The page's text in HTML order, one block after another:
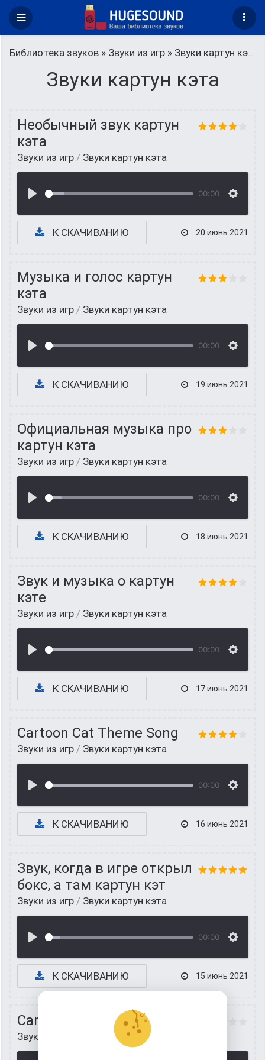
Библиотека звуков » Звуки из игр » Звуки картун кэта
Звуки картун кэта
Необычный звук картун
кэта
Звуки из игр / Звуки картун кэта
00:00
К СКАЧИВАНИЮ 20 июнь 2021
Музыка и голос картун
кэта
Звуки из игр / Звуки картун кэта
00:00
К СКАЧИВАНИЮ 19 июнь 2021
Официальная музыка про
картун кэта
Звуки из игр / Звуки картун кэта
00:00
К СКАЧИВАНИЮ 18 июнь 2021
Звук и музыка о картун
кэте
Звуки из игр / Звуки картун кэта
00:00
К СКАЧИВАНИЮ 17 июнь 2021
Cartoon Cat Theme Song
Звуки из игр / Звуки картун кэта
00:00
К СКАЧИВАНИЮ 16 июнь 2021
Звук, когда в игре открыл
бокс, а там картун кэт
Звуки из игр / Звуки картун кэта
00:00
К СКАЧИВАНИЮ 15 июнь 2021
Cartoon Cat Original Voice
Звуки из игр Звуки картун кэта